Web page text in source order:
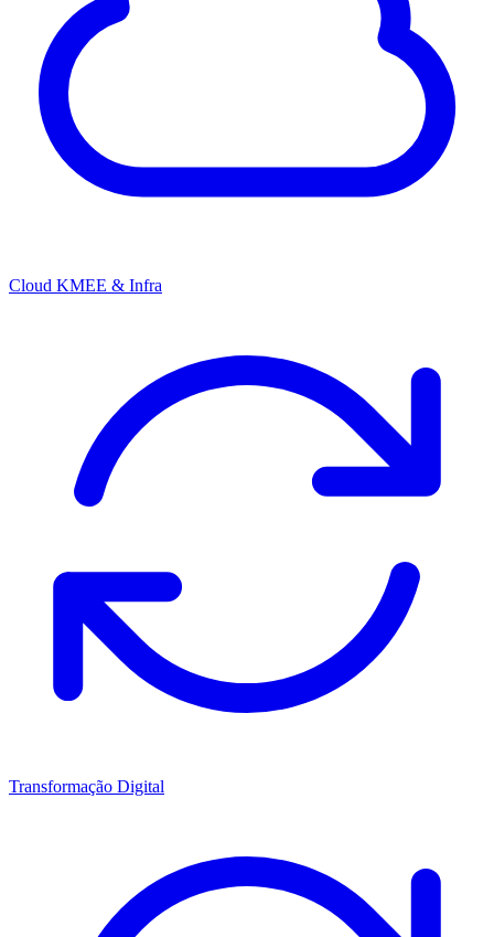
Cloud KMEE & Infra
Transformação Digital